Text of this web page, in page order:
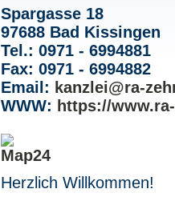
Spargasse 18
97688 Bad Kissingen
Tel.: 0971 - 6994881
Fax: 0971 - 6994882
Email: kanzlei@ra-
WWW: https://
Herzlich Willkommen!